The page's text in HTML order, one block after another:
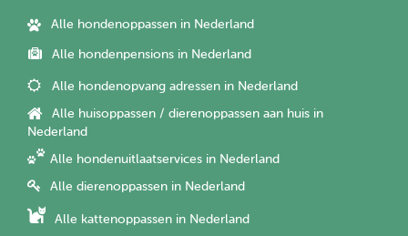
Alle hondenoppassen in Nederland
Alle hondenpensions in Nederland
Alle hondenopvang adressen in Nederland
Alle huisoppassen / dierenoppassen aan huis in
Nederland
Alle hondenuitlaatservices in Nederland
Alle dierenoppassen in Nederland
Alle kattenoppassen in Nederland